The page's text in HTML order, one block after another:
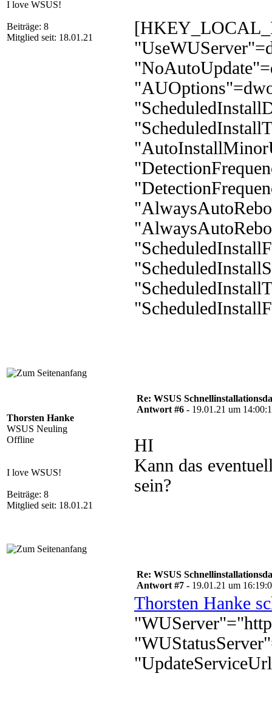
I love WSUS!
Beiträge: 8
Mitglied seit: 18.01.21
Thorsten Hanke
WSUS Neuling
Offline
I love WSUS!
Beiträge: 8
Mitglied seit: 18.01.21
Re: WSUS
Antwort #6 - 19.01.21 um
HI
Kann das
sein?
Re: WSUS
Antwort #7 - 19.01.21 um
Thorsten Hanke